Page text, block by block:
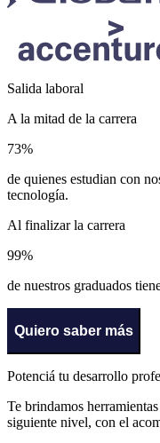
Salida laboral
A la mitad de la carrera
73%
de quienes estudian con
tecnología.
Al finalizar la carrera
99%
de nuestros graduados
Quiero saber más
Potenciá tu desarrollo
Te brindamos
siguiente nivel, con el